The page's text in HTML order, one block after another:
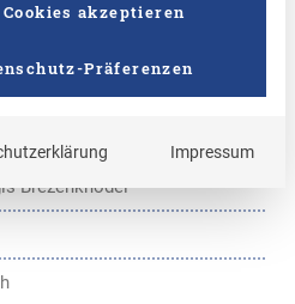
Brezenknödel
akzeptieren
Präferenzen
Impressum